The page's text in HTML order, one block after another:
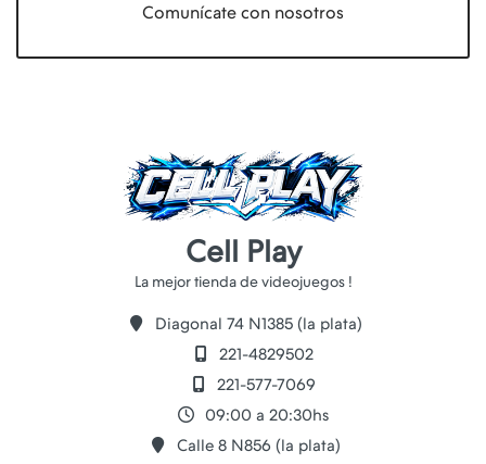
Comunícate con nosotros
Cell Play
Diagonal 74 N1385 (la plata)
221-4829502
221-577-7069
09:00 a 20:30hs
Calle 8 N856 (la plata)